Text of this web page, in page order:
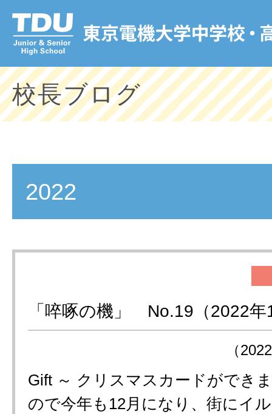
校長ブログ
2022
「啐啄の機」 No.19（2022年
（
Gift ～ クリスマスカードができ
ので今年も12月になり、街にイ